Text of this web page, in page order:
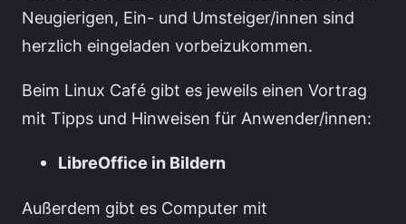
Neugierigen, Ein- und Umsteiger/innen sind
herzlich eingeladen vorbeizukommen.
Beim Linux Café gibt es jeweils einen Vortrag
mit Tipps und Hinweisen für Anwender/innen:
LibreOffice in Bildern
Außerdem gibt es Computer mit